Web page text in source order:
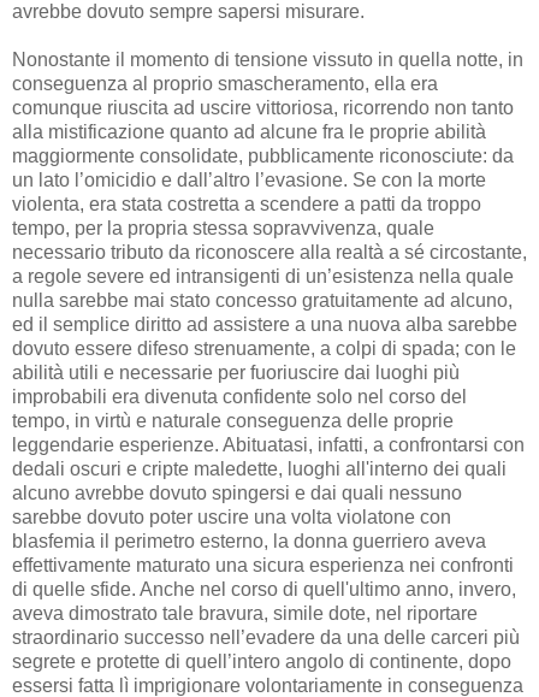
avrebbe dovuto sempre sapersi misurare.
Nonostante il momento di tensione vissuto in quella notte, in
conseguenza al proprio smascheramento, ella era
comunque riuscita ad uscire vittoriosa, ricorrendo non tanto
alla mistificazione quanto ad alcune fra le proprie abilità
maggiormente consolidate, pubblicamente riconosciute: da
un lato l’omicidio e dall’altro l’evasione. Se con la morte
violenta, era stata costretta a scendere a patti da troppo
tempo, per la propria stessa sopravvivenza, quale
necessario tributo da riconoscere alla realtà a sé circostante,
a regole severe ed intransigenti di un’esistenza nella quale
nulla sarebbe mai stato concesso gratuitamente ad alcuno,
ed il semplice diritto ad assistere a una nuova alba sarebbe
dovuto essere difeso strenuamente, a colpi di spada; con le
abilità utili e necessarie per fuoriuscire dai luoghi più
improbabili era divenuta confidente solo nel corso del
tempo, in virtù e naturale conseguenza delle proprie
leggendarie esperienze. Abituatasi, infatti, a confrontarsi con
dedali oscuri e cripte maledette, luoghi all'interno dei quali
alcuno avrebbe dovuto spingersi e dai quali nessuno
sarebbe dovuto poter uscire una volta violatone con
blasfemia il perimetro esterno, la donna guerriero aveva
effettivamente maturato una sicura esperienza nei confronti
di quelle sfide. Anche nel corso di quell'ultimo anno, invero,
aveva dimostrato tale bravura, simile dote, nel riportare
straordinario successo nell’evadere da una delle carceri più
segrete e protette di quell’intero angolo di continente, dopo
essersi fatta lì imprigionare volontariamente in conseguenza